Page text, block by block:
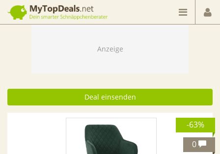
Dein smarter Schnäppchenberater
Deal einsenden
-63%
0